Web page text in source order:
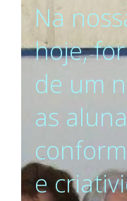
Na
hoje,
de um
as
e